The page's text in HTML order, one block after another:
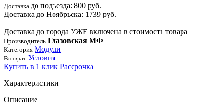
Доставка до подъезда: 800 руб.
Доставка до Ноябрьска: 1739 руб.
Доставка до города УЖЕ включена в стоимость товара
Производитель Глазовская МФ
Категория Модули
Возврат Условия
Купить в 1 клик Рассрочка
Характеристики
Описание